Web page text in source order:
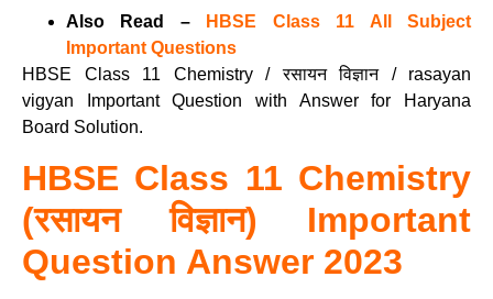
Also Read –
HBSE Class 11 All Subject
Important Questions
HBSE Class 11 Chemistry / रसायन विज्ञान / rasayan
vigyan Important Question with Answer for Haryana
Board Solution.
HBSE Class 11 Chemistry
(रसायन विज्ञान) Important
Question Answer 2023